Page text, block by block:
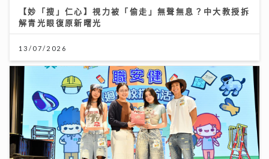
【妙「搜」仁心】視力被「偷走」無聲無息？中大教授拆
解青光眼復原新曙光
13/07/2026